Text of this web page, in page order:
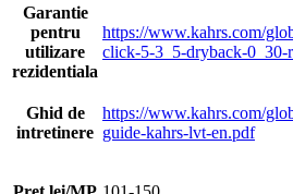
Garantie
pentru
utilizare
rezidentiala
https://www.kahrs.com/
click-5-3_5-dryback-0_30-
Ghid de
intretinere
https://www.kahrs.com/
guide-kahrs-lvt-en.pdf